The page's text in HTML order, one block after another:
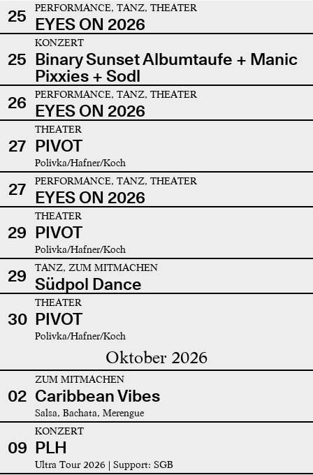
25 PERFORMANCE, TANZ, THEATER
EYES ON 2026
25
KONZERT
Binary Sunset Albumtaufe + Manic
Pixxies + Sodl
26
PERFORMANCE, TANZ, THEATER
EYES ON 2026
27
THEATER
PIVOT
Polivka/Hafner/Koch
27 PERFORMANCE, TANZ, THEATER
EYES ON 2026
29
THEATER
PIVOT
Polivka/Hafner/Koch
29 TANZ, ZUM MITMACHEN
Südpol Dance
30
THEATER
PIVOT
Polivka/Hafner/Koch
Oktober 2026
02
ZUM MITMACHEN
Caribbean Vibes
Salsa, Bachata, Merengue
09
KONZERT
PLH
Ultra Tour 2026 | Support: SGB